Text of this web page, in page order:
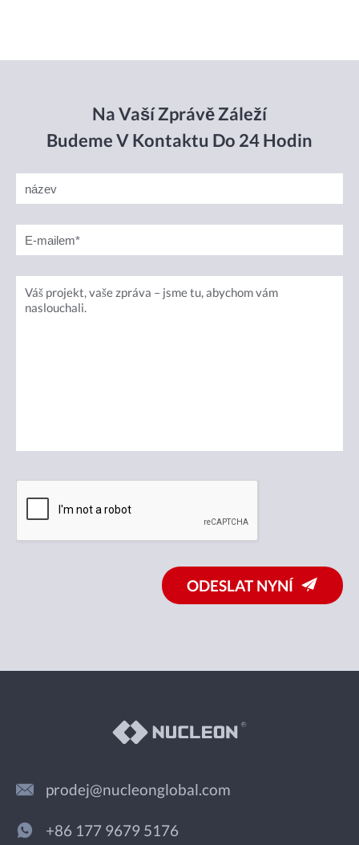
Na Vaší Zprávě Záleží
Budeme V Kontaktu Do 24 Hodin
ODESLAT NYNÍ
prodej@nucleonglobal.com
+86 177 9679 5176